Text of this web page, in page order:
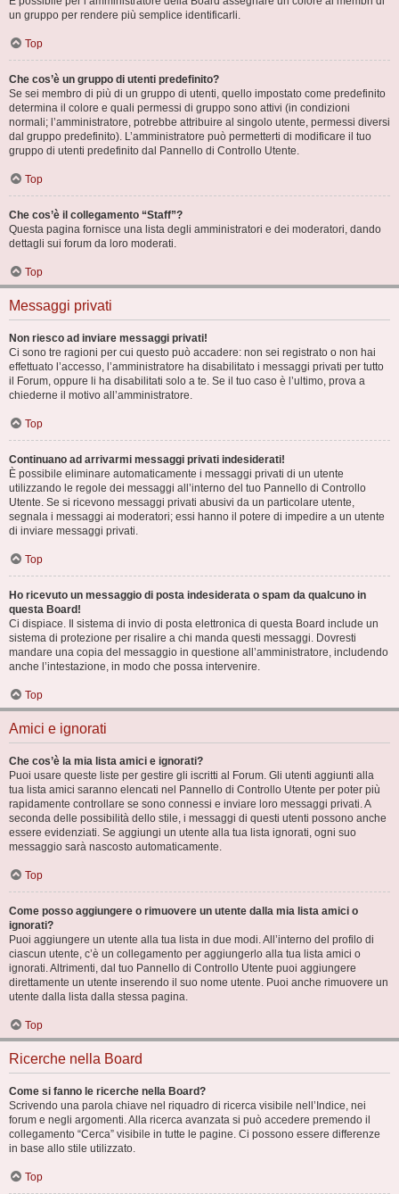
un gruppo per rendere più semplice identificarli.
Top
Che cos’è un gruppo di utenti predefinito?
Se sei membro di più di un gruppo di utenti, quello impostato come predefinito
determina il colore e quali permessi di gruppo sono attivi (in condizioni
normali; l’amministratore, potrebbe attribuire al singolo utente, permessi diversi
dal gruppo predefinito). L’amministratore può permetterti di modificare il tuo
gruppo di utenti predefinito dal Pannello di Controllo Utente.
Top
Che cos’è il collegamento “Staff”?
Questa pagina fornisce una lista degli amministratori e dei moderatori, dando
dettagli sui forum da loro moderati.
Top
Messaggi privati
Non riesco ad inviare messaggi privati!
Ci sono tre ragioni per cui questo può accadere: non sei registrato o non hai
effettuato l’accesso, l’amministratore ha disabilitato i messaggi privati per tutto
il Forum, oppure li ha disabilitati solo a te. Se il tuo caso è l’ultimo, prova a
chiederne il motivo all’amministratore.
Top
Continuano ad arrivarmi messaggi privati indesiderati!
È possibile eliminare automaticamente i messaggi privati ​​di un utente
utilizzando le regole dei messaggi all’interno del tuo Pannello di Controllo
Utente. Se si ricevono messaggi privati ​​abusivi da un particolare utente,
segnala i messaggi ai moderatori; essi hanno il potere di impedire a un utente
di inviare messaggi privati​​.
Top
Ho ricevuto un messaggio di posta indesiderata o spam da qualcuno in
questa Board!
Ci dispiace. Il sistema di invio di posta elettronica di questa Board include un
sistema di protezione per risalire a chi manda questi messaggi. Dovresti
mandare una copia del messaggio in questione all’amministratore, includendo
anche l’intestazione, in modo che possa intervenire.
Top
Amici e ignorati
Che cos’è la mia lista amici e ignorati?
Puoi usare queste liste per gestire gli iscritti al Forum. Gli utenti aggiunti alla
tua lista amici saranno elencati nel Pannello di Controllo Utente per poter più
rapidamente controllare se sono connessi e inviare loro messaggi privati. A
seconda delle possibilità dello stile, i messaggi di questi utenti possono anche
essere evidenziati. Se aggiungi un utente alla tua lista ignorati, ogni suo
messaggio sarà nascosto automaticamente.
Top
Come posso aggiungere o rimuovere un utente dalla mia lista amici o
ignorati?
Puoi aggiungere un utente alla tua lista in due modi. All’interno del profilo di
ciascun utente, c’è un collegamento per aggiungerlo alla tua lista amici o
ignorati. Altrimenti, dal tuo Pannello di Controllo Utente puoi aggiungere
direttamente un utente inserendo il suo nome utente. Puoi anche rimuovere un
utente dalla lista dalla stessa pagina.
Top
Ricerche nella Board
Come si fanno le ricerche nella Board?
Scrivendo una parola chiave nel riquadro di ricerca visibile nell’Indice, nei
forum e negli argomenti. Alla ricerca avanzata si può accedere premendo il
collegamento “Cerca” visibile in tutte le pagine. Ci possono essere differenze
in base allo stile utilizzato.
Top